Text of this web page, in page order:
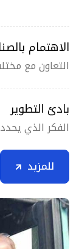
الاهتمام
التعاون مع
بادئ التطوير
الفكر الذي
للمزيد